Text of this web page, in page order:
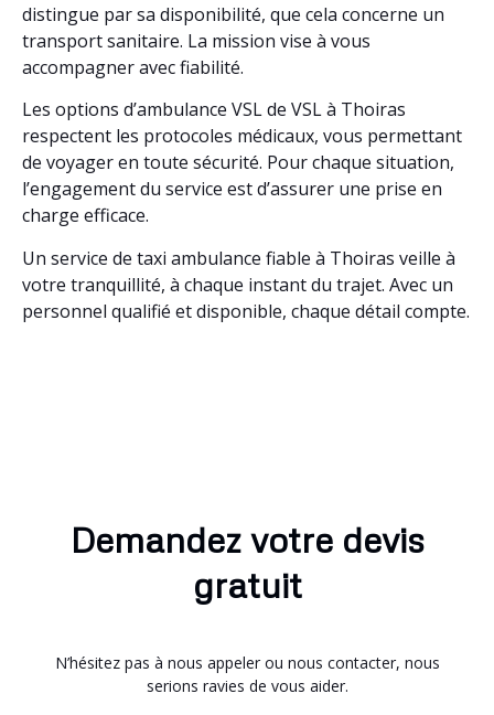
distingue par sa disponibilité, que cela concerne un
transport sanitaire. La mission vise à vous
accompagner avec fiabilité.
Les options d’ambulance VSL de VSL à Thoiras
respectent les protocoles médicaux, vous permettant
de voyager en toute sécurité. Pour chaque situation,
l’engagement du service est d’assurer une prise en
charge efficace.
Un service de taxi ambulance fiable à Thoiras veille à
votre tranquillité, à chaque instant du trajet. Avec un
personnel qualifié et disponible, chaque détail compte.
Demandez votre devis
gratuit
N’hésitez pas à nous appeler ou nous contacter, nous
serions ravies de vous aider.